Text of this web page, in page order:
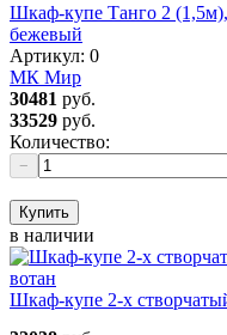
Шкаф-купе Танго 2 (1,5м),
бежевый
Артикул: 0
МК Мир
30481 руб.
33529 руб.
Количество:
−
Купить
в наличии
Шкаф-купе 2-х